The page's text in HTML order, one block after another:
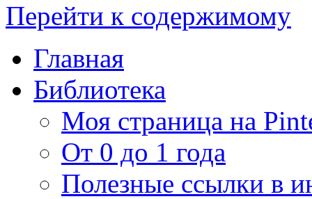
Перейти к содержимому
Главная
Библиотека
Моя страница на
От 0 до 1 года
Полезные ссылки в